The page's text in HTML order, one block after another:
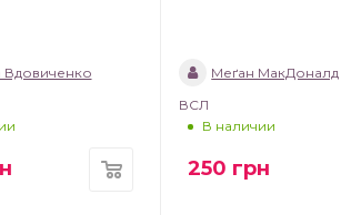
Вдовиченко
Меґан МакДоналд
ВСЛ
В наличии
250 грн